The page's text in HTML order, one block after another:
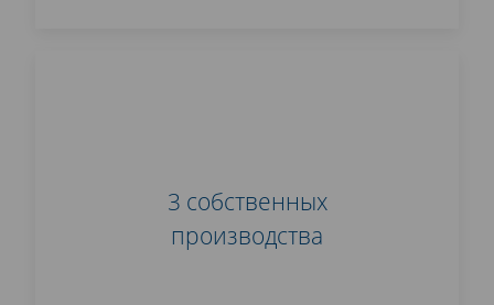
3 собственных
производства